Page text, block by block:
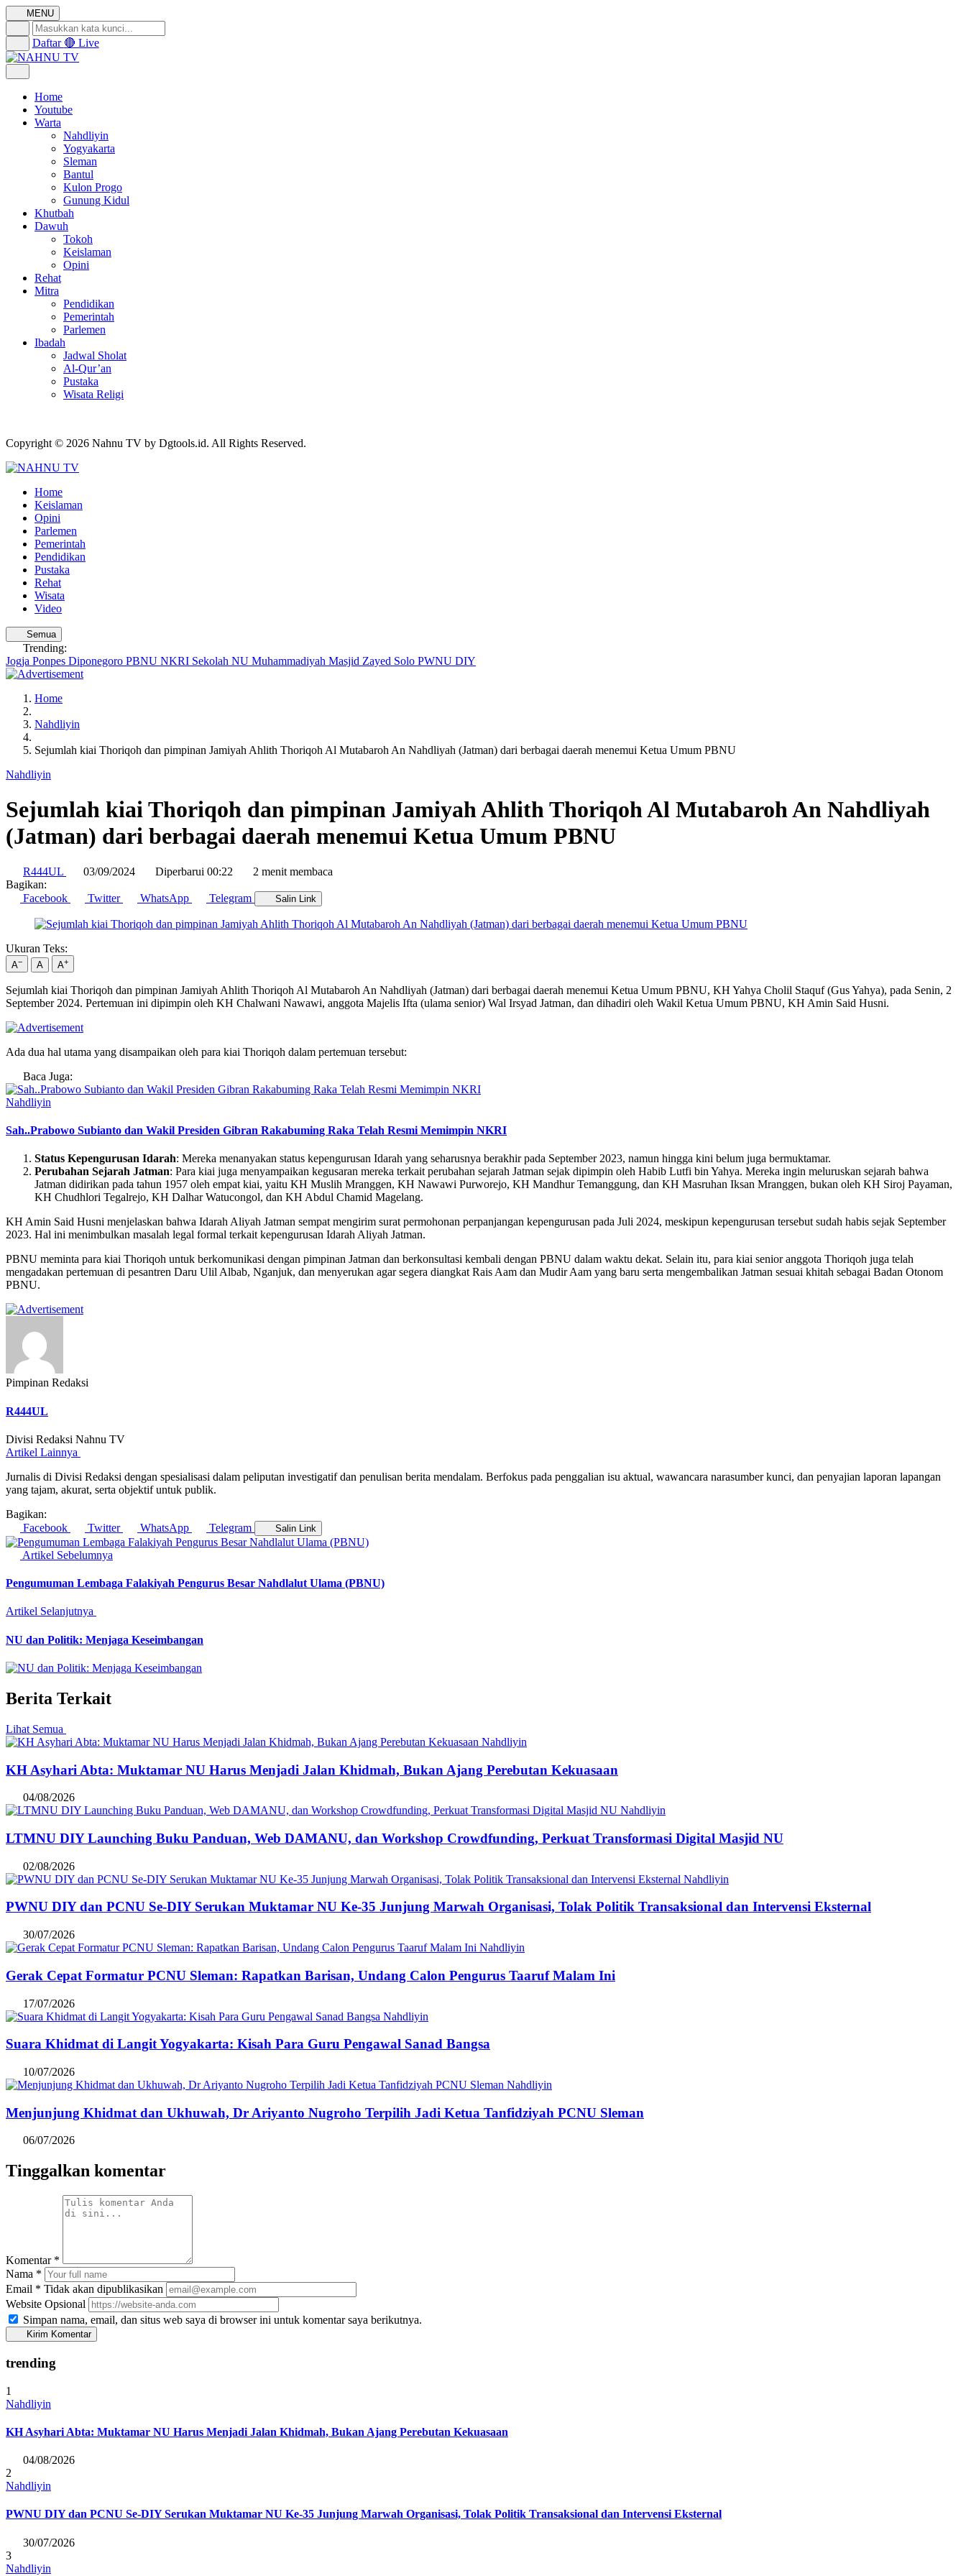
MENU
Daftar 🔴 Live
Home
Youtube
Warta
Nahdliyin
Yogyakarta
Sleman
Bantul
Kulon Progo
Gunung Kidul
Khutbah
Dawuh
Tokoh
Keislaman
Opini
Rehat
Mitra
Pendidikan
Pemerintah
Parlemen
Ibadah
Jadwal Sholat
Al-Qur’an
Pustaka
Wisata Religi
Copyright © 2026 Nahnu TV by Dgtools.id. All Rights Reserved.
Home
Keislaman
Opini
Parlemen
Pemerintah
Pendidikan
Pustaka
Rehat
Wisata
Video
Semua
Trending:
Jogja Ponpes Diponegoro PBNU NKRI Sekolah NU Muhammadiyah Masjid Zayed Solo PWNU DIY
Home
Nahdliyin
Sejumlah kiai Thoriqoh dan pimpinan Jamiyah Ahlith Thoriqoh Al Mutabaroh An Nahdliyah (Jatman) dari berbagai daerah menemui Ketua Umum PBNU
Nahdliyin
Sejumlah kiai Thoriqoh dan pimpinan Jamiyah Ahlith Thoriqoh Al Mutabaroh An Nahdliyah
(Jatman) dari berbagai daerah menemui Ketua Umum PBNU
R444UL 03/09/2024 Diperbarui 00:22
2 menit membaca
Bagikan:
Facebook
Twitter WhatsApp Telegram Salin Link
Ukuran Teks:
A− A A+
Sejumlah kiai Thoriqoh dan pimpinan Jamiyah Ahlith Thoriqoh Al Mutabaroh An Nahdliyah (Jatman) dari berbagai daerah menemui Ketua Umum PBNU, KH Yahya Cholil Staquf (Gus Yahya), pada Senin, 2
September 2024. Pertemuan ini dipimpin oleh KH Chalwani Nawawi, anggota Majelis Ifta (ulama senior) Wal Irsyad Jatman, dan dihadiri oleh Wakil Ketua Umum PBNU, KH Amin Said Husni.
Ada dua hal utama yang disampaikan oleh para kiai Thoriqoh dalam pertemuan tersebut:
Baca Juga:
Nahdliyin
Sah..Prabowo Subianto dan Wakil Presiden Gibran Rakabuming Raka Telah Resmi Memimpin NKRI
Status Kepengurusan Idarah: Mereka menanyakan status kepengurusan Idarah yang seharusnya berakhir pada September 2023, namun hingga kini belum juga bermuktamar.
Perubahan Sejarah Jatman: Para kiai juga menyampaikan kegusaran mereka terkait perubahan sejarah Jatman sejak dipimpin oleh Habib Lutfi bin Yahya. Mereka ingin meluruskan sejarah bahwa
Jatman didirikan pada tahun 1957 oleh empat kiai, yaitu KH Muslih Mranggen, KH Nawawi Purworejo, KH Mandhur Temanggung, dan KH Masruhan Iksan Mranggen, bukan oleh KH Siroj Payaman,
KH Chudhlori Tegalrejo, KH Dalhar Watucongol, dan KH Abdul Chamid Magelang.
KH Amin Said Husni menjelaskan bahwa Idarah Aliyah Jatman sempat mengirim surat permohonan perpanjangan kepengurusan pada Juli 2024, meskipun kepengurusan tersebut sudah habis sejak September
2023. Hal ini menimbulkan masalah legal formal terkait kepengurusan Idarah Aliyah Jatman.
PBNU meminta para kiai Thoriqoh untuk berkomunikasi dengan pimpinan Jatman dan berkonsultasi kembali dengan PBNU dalam waktu dekat. Selain itu, para kiai senior anggota Thoriqoh juga telah
mengadakan pertemuan di pesantren Daru Ulil Albab, Nganjuk, dan menyerukan agar segera diangkat Rais Aam dan Mudir Aam yang baru serta mengembalikan Jatman sesuai khitah sebagai Badan Otonom
PBNU.
Pimpinan Redaksi
R444UL
Divisi Redaksi Nahnu TV
Artikel Lainnya
Jurnalis di Divisi Redaksi dengan spesialisasi dalam peliputan investigatif dan penulisan berita mendalam. Berfokus pada penggalian isu aktual, wawancara narasumber kunci, dan penyajian laporan lapangan
yang tajam, akurat, serta objektif untuk publik.
Bagikan:
Facebook
Twitter WhatsApp Telegram Salin Link
Artikel Sebelumnya
Pengumuman Lembaga Falakiyah Pengurus Besar Nahdlalut Ulama (PBNU)
Artikel Selanjutnya
NU dan Politik: Menjaga Keseimbangan
Berita Terkait
Lihat Semua
Nahdliyin
KH Asyhari Abta: Muktamar NU Harus Menjadi Jalan Khidmah, Bukan Ajang Perebutan Kekuasaan
04/08/2026
Nahdliyin
LTMNU DIY Launching Buku Panduan, Web DAMANU, dan Workshop Crowdfunding, Perkuat Transformasi Digital Masjid NU
02/08/2026
Nahdliyin
PWNU DIY dan PCNU Se-DIY Serukan Muktamar NU Ke-35 Junjung Marwah Organisasi, Tolak Politik Transaksional dan Intervensi Eksternal
30/07/2026
Nahdliyin
Gerak Cepat Formatur PCNU Sleman: Rapatkan Barisan, Undang Calon Pengurus Taaruf Malam Ini
17/07/2026
Nahdliyin
Suara Khidmat di Langit Yogyakarta: Kisah Para Guru Pengawal Sanad Bangsa
10/07/2026
Nahdliyin
Menjunjung Khidmat dan Ukhuwah, Dr Ariyanto Nugroho Terpilih Jadi Ketua Tanfidziyah PCNU Sleman
06/07/2026
Tinggalkan komentar
Komentar *
Nama *
Email * Tidak akan dipublikasikan
Website Opsional
Simpan nama, email, dan situs web saya di browser ini untuk komentar saya berikutnya.
Kirim Komentar
trending
1
Nahdliyin
KH Asyhari Abta: Muktamar NU Harus Menjadi Jalan Khidmah, Bukan Ajang Perebutan Kekuasaan
04/08/2026
2
Nahdliyin
PWNU DIY dan PCNU Se-DIY Serukan Muktamar NU Ke-35 Junjung Marwah Organisasi, Tolak Politik Transaksional dan Intervensi Eksternal
30/07/2026
3
Nahdliyin